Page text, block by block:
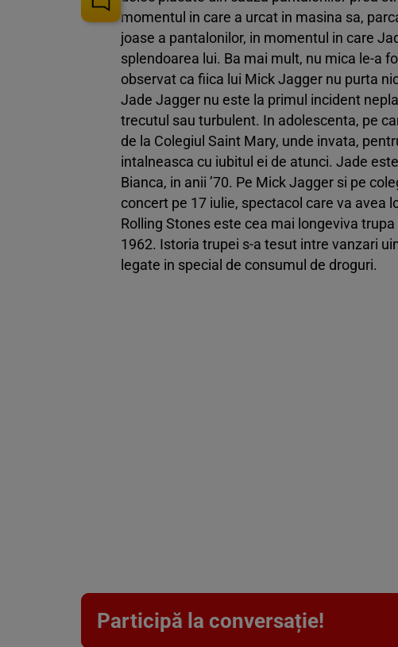
momentul in care a urcat in masina sa,
joase a pantalonilor, in momentul in care
splendoarea lui. Ba mai mult, nu mica le-a
observat ca fiica lui Mick Jagger nu purta
Jade Jagger nu este la primul incident
trecutul sau turbulent. In adolescenta, pe
de la Colegiul Saint Mary, unde invata,
intalneasca cu iubitul ei de atunci. Jade
Bianca, in anii ’70. Pe Mick Jagger si pe
concert pe 17 iulie, spectacol care va avea
Rolling Stones este cea mai longeviva
1962. Istoria trupei s-a tesut intre vanzari
legate in special de consumul de droguri.
Participă la conversație!